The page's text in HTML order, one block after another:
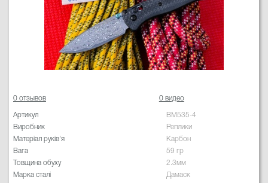
0 отзывов 0 видео
Артикул
BM535-4
Виробник
Реплики
Матеріал руків'я
Карбон
Вага
59 гр
Товщина обуху
2.3мм
Марка сталі
Дамаск